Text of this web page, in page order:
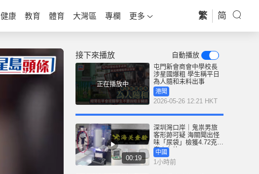
健康 教育 體育 大灣區 專欄 更多 繁 简
接下來播放 自動播放
正在播放中
屯門新會商會中學校長
涉星國爆粗 學生稱平日
為人隨和未料出事
港聞
2026-05-26 12:21 HKT
00:19
深圳灣口岸｜鬼祟男旅
客形跡可疑 海關聞出怪
味「尿袋」檢獲4.72克冰
毒｜有片
中國
1小時前